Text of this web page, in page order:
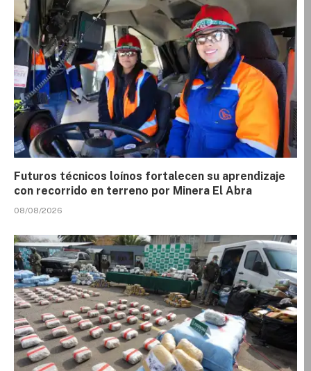
Futuros técnicos loínos fortalecen su aprendizaje
con recorrido en terreno por Minera El Abra
08/08/2026